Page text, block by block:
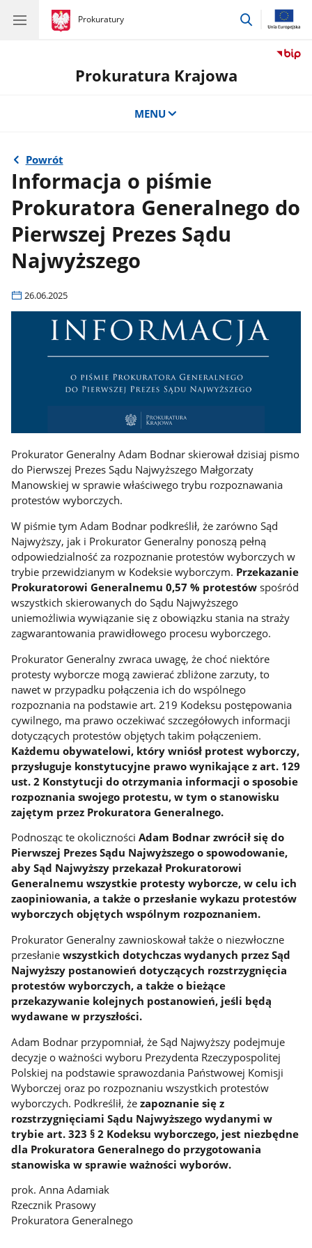
gov.pl
Prokuratury
gov.pl
Prokuratury
przejdź
Prokuratura Krajowa
MENU
Powrót
Informacja o piśmie
Prokuratora Generalnego do
Pierwszej Prezes Sądu
Najwyższego
26.06.2025
Prokurator Generalny Adam Bodnar skierował dzisiaj pismo
do Pierwszej Prezes Sądu Najwyższego Małgorzaty
Manowskiej w sprawie właściwego trybu rozpoznawania
protestów wyborczych.
W piśmie tym Adam Bodnar podkreślił, że zarówno Sąd
Najwyższy, jak i Prokurator Generalny ponoszą pełną
odpowiedzialność za rozpoznanie protestów wyborczych w
trybie przewidzianym w Kodeksie wyborczym. Przekazanie
Prokuratorowi Generalnemu 0,57 % protestów spośród
wszystkich skierowanych do Sądu Najwyższego
uniemożliwia wywiązanie się z obowiązku stania na straży
zagwarantowania prawidłowego procesu wyborczego.
Prokurator Generalny zwraca uwagę, że choć niektóre
protesty wyborcze mogą zawierać zbliżone zarzuty, to
nawet w przypadku połączenia ich do wspólnego
rozpoznania na podstawie art. 219 Kodeksu postępowania
cywilnego, ma prawo oczekiwać szczegółowych informacji
dotyczących protestów objętych takim połączeniem.
Każdemu obywatelowi, który wniósł protest wyborczy,
przysługuje konstytucyjne prawo wynikające z art. 129
ust. 2 Konstytucji do otrzymania informacji o sposobie
rozpoznania swojego protestu, w tym o stanowisku
zajętym przez Prokuratora Generalnego.
Podnosząc te okolicznościAdam Bodnar zwrócił się do
Pierwszej Prezes Sądu Najwyższego o spowodowanie,
aby Sąd Najwyższy przekazał Prokuratorowi
Generalnemu wszystkie protesty wyborcze, w celu ich
zaopiniowania, a także o przesłanie wykazu protestów
wyborczych objętych wspólnym rozpoznaniem.
Prokurator Generalny zawnioskował także o niezwłoczne
przesłaniewszystkich dotychczas wydanych przez Sąd
Najwyższy postanowień dotyczących rozstrzygnięcia
protestów wyborczych, a także o bieżące
przekazywanie kolejnych postanowień, jeśli będą
wydawane w przyszłości.
Adam Bodnar przypomniał, że Sąd Najwyższy podejmuje
decyzje o ważności wyboru Prezydenta Rzeczypospolitej
Polskiej na podstawie sprawozdania Państwowej Komisji
Wyborczej oraz po rozpoznaniu wszystkich protestów
wyborczych. Podkreślił, żezapoznanie się z
rozstrzygnięciami Sądu Najwyższego wydanymi w
trybie art. 323 § 2 Kodeksu wyborczego, jest niezbędne
dla Prokuratora Generalnego do przygotowania
stanowiska w sprawie ważności wyborów.
prok. Anna Adamiak
Rzecznik Prasowy
Prokuratora Generalnego